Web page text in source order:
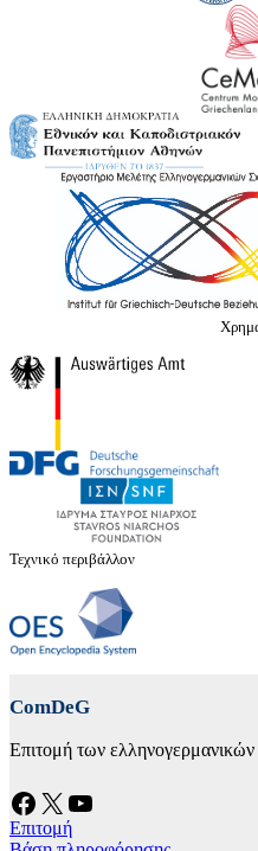
Τεχνικό περιβάλλον
ComDeG
Επιτομή των
Facebook X YouTube
Επιτομή